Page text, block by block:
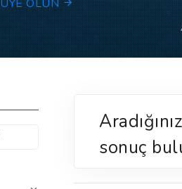
ÜYE OLUN
sonuç